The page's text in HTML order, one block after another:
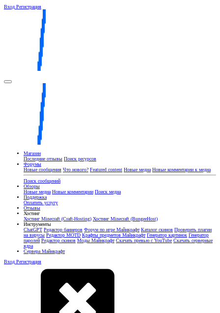
Вход Регистрация
Магазин
Последние отзывы Поиск ресурсов
Форумы
Новые сообщения Что нового? Featured content Новые медиа Новые комментарии к медиа
Поиск сообщений
Обзоры
Новые медиа Новые комментарии Поиск медиа
Поддержка
Оплатить услугу
Отзывы
Хостинг
Хостинг Minecraft (Craft-Hosting) Хостинг Minecraft (BungeeHost)
Инструменты
ChatGPT Редактор баннеров Форум по игре Майнкрафт Каталог скинов Проверить плагин
на вирусы Редактор MOTD Крафты предметов Майнкрафт Генератор картинок Генератор
паролей Редактор скинов Моды Майнкрафт Скачать превью с YouTube Скачать серверные
ядра
Сервера Майнкрафт
Вход Регистрация